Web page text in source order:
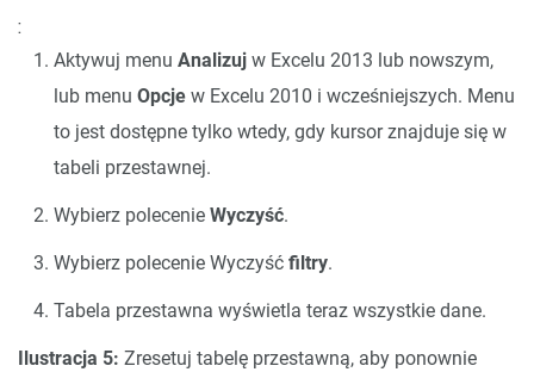
:
Aktywuj menu Analizuj w Excelu 2013 lub nowszym,
lub menu Opcje w Excelu 2010 i wcześniejszych. Menu
to jest dostępne tylko wtedy, gdy kursor znajduje się w
tabeli przestawnej.
Wybierz polecenie Wyczyść.
Wybierz polecenie Wyczyść filtry.
Tabela przestawna wyświetla teraz wszystkie dane.
Ilustracja 5: Zresetuj tabelę przestawną, aby ponownie